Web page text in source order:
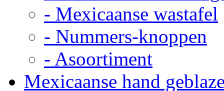
- Mexicaanse wastafel
- Nummers-knoppen
- Asoortiment
Mexicaanse hand